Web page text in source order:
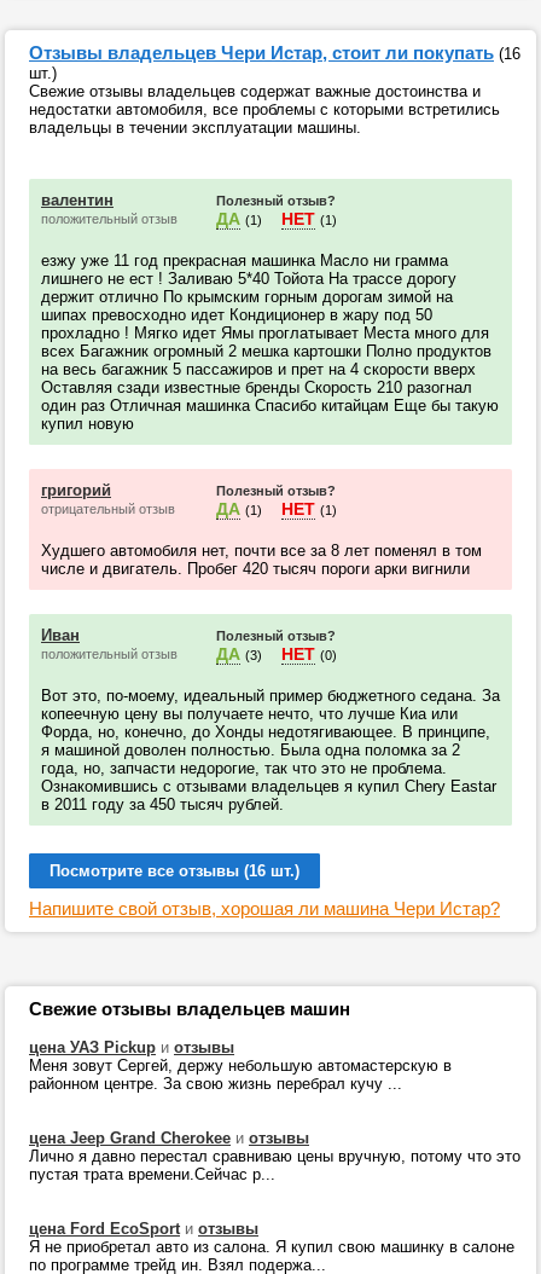
Отзывы владельцев Чери Истар, стоит ли покупать (16
шт.)
Свежие отзывы владельцев содержат важные достоинства и
недостатки автомобиля, все проблемы с которыми встретились
владельцы в течении эксплуатации машины.
валентин
положительный отзыв
Полезный отзыв?
ДА (1) НЕТ (1)
езжу уже 11 год прекрасная машинка Масло ни грамма
лишнего не ест ! Заливаю 5*40 Тойота На трассе дорогу
держит отлично По крымским горным дорогам зимой на
шипах превосходно идет Кондиционер в жару под 50
прохладно ! Мягко идет Ямы проглатывает Места много для
всех Багажник огромный 2 мешка картошки Полно продуктов
на весь багажник 5 пассажиров и прет на 4 скорости вверх
Оставляя сзади известные бренды Скорость 210 разогнал
один раз Отличная машинка Спасибо китайцам Еще бы такую
купил новую
григорий
отрицательный отзыв
Полезный отзыв?
ДА (1) НЕТ (1)
Худшего автомобиля нет, почти все за 8 лет поменял в том
числе и двигатель. Пробег 420 тысяч пороги арки вигнили
Иван
положительный отзыв
Полезный отзыв?
ДА (3) НЕТ (0)
Вот это, по-моему, идеальный пример бюджетного седана. За
копеечную цену вы получаете нечто, что лучше Киа или
Форда, но, конечно, до Хонды недотягивающее. В принципе,
я машиной доволен полностью. Была одна поломка за 2
года, но, запчасти недорогие, так что это не проблема.
Ознакомившись с отзывами владельцев я купил Chery Eastar
в 2011 году за 450 тысяч рублей.
Посмотрите все отзывы (16 шт.)
Напишите свой отзыв, хорошая ли машина Чери Истар?
Свежие отзывы владельцев машин
цена УАЗ Pickup и отзывы
Меня зовут Сергей, держу небольшую автомастерскую в
районном центре. За свою жизнь перебрал кучу ...
цена Jeep Grand Cherokee и отзывы
Лично я давно перестал сравниваю цены вручную, потому что это
пустая трата времени.Сейчас р...
цена Ford EcoSportи отзывы
Я не приобретал авто из салона. Я купил свою машинку в салоне
по программе трейд ин. Взял подержа...